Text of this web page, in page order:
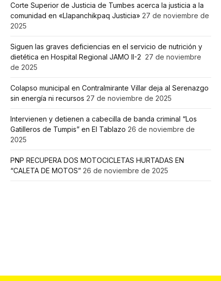
Corte Superior de Justicia de Tumbes acerca la justicia a la
comunidad en «Llapanchikpaq Justicia» 27 de noviembre de
2025
Siguen las graves deficiencias en el servicio de nutrición y
dietética en Hospital Regional JAMO II-2 27 de noviembre
de 2025
Colapso municipal en Contralmirante Villar deja al Serenazgo
sin energía ni recursos 27 de noviembre de 2025
Intervienen y detienen a cabecilla de banda criminal “Los
Gatilleros de Tumpis” en El Tablazo 26 de noviembre de
2025
PNP RECUPERA DOS MOTOCICLETAS HURTADAS EN
“CALETA DE MOTOS” 26 de noviembre de 2025